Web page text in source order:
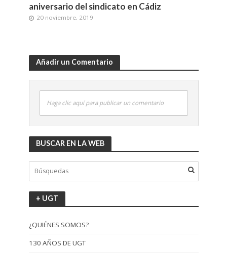
aniversario del sindicato en Cádiz
20 noviembre, 2019
Añadir un Comentario
Haga clic aquí para publicar un comentario
BUSCAR EN LA WEB
+ UGT
¿QUIÉNES SOMOS?
130 AÑOS DE UGT